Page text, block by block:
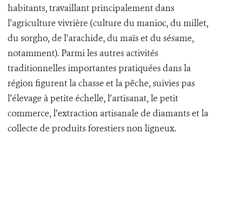
habitants, travaillant principalement dans
l’agriculture vivrière (culture du manioc, du millet,
du sorgho, de l’arachide, du maïs et du sésame,
notamment). Parmi les autres activités
traditionnelles importantes pratiquées dans la
région figurent la chasse et la pêche, suivies pas
l’élevage à petite échelle, l’artisanat, le petit
commerce, l’extraction artisanale de diamants et la
collecte de produits forestiers non ligneux.